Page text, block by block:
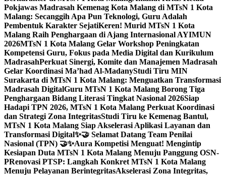
Pokjawas Madrasah Kemenag Kota Malang di MTsN 1 Kota
Malang: Secanggih Apa Pun Teknologi, Guru Adalah
Pembentuk Karakter SejatiKeren! Murid MTsN 1 Kota
Malang Raih Penghargaan di Ajang Internasional AYIMUN
2026MTsN 1 Kota Malang Gelar Workshop Peningkatan
Kompetensi Guru, Fokus pada Media Digital dan Kurikulum
MadrasahPerkuat Sinergi, Komite dan Manajemen Madrasah
Gelar Koordinasi Ma’had Al-MadanyStudi Tiru MIN
Surakarta di MTsN 1 Kota Malang: Menguatkan Transformasi
Madrasah DigitalGuru MTsN 1 Kota Malang Borong Tiga
Penghargaan Bidang Literasi Tingkat Nasional 2026Siap
Hadapi TPN 2026, MTsN 1 Kota Malang Perkuat Koordinasi
dan Strategi Zona IntegritasStudi Tiru ke Kemenag Bantul,
MTsN 1 Kota Malang Siap Akselerasi Aplikasi Layanan dan
Transformasi Digital✨🤝 Selamat Datang Team Penilai
Nasional (TPN) 🤝✨Aura Kompetisi Menguat! Mengintip
Kesiapan Duta MTsN 1 Kota Malang Menuju Panggung OSN-
PRenovasi PTSP: Langkah Konkret MTsN 1 Kota Malang
Menuju Pelayanan BerintegritasAkselerasi Zona Integritas,